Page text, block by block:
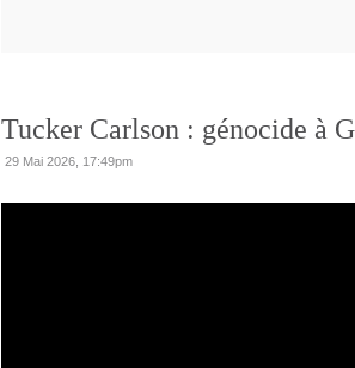
Tucker Carlson : génocide à
29 Mai 2026, 17:49pm